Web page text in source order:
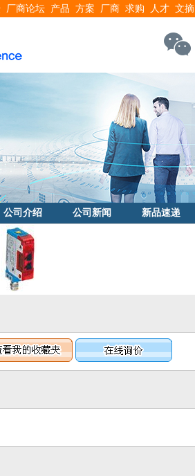
厂商论坛 产品 方案 厂商 求购 人才 文摘
公司介绍 公司新闻 新品速递